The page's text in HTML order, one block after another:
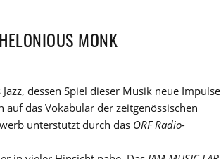
MONK
dessen Spiel dieser Musik neue Impulse
das Vokabular der zeitgenössischen
unterstützt durch das ORF Radio-